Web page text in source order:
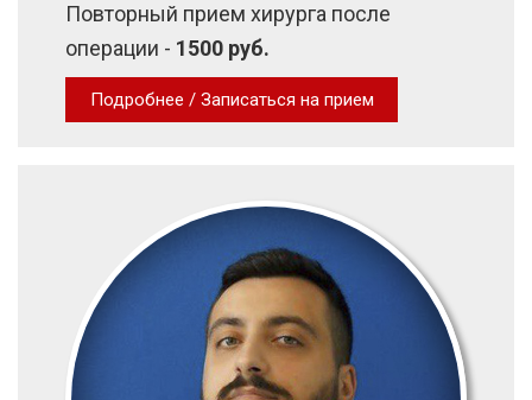
Повторный прием хирурга после
операции - 1500 руб.
Подробнее / Записаться на прием